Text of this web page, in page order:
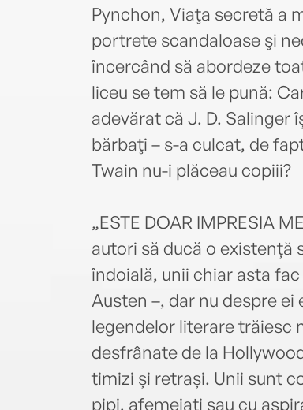
Pynchon, Viaţa secretă a
portrete scandaloase şi
încercând să abordeze
liceu se tem să le pună:
adevărat că J. D. Salinger
bărbaţi – s-a culcat, de
Twain nu-i plăceau copiii?
„ESTE DOAR IMPRESIA
autori să ducă o existență
îndoială, unii chiar asta
Austen –, dar nu despre
legendelor literare trăiesc
desfrânate de la
timizi și retrași. Unii sunt
pipi, afemeiați sau cu